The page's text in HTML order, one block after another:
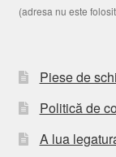
(adresa nu este
Piese de
Politică de
A lua